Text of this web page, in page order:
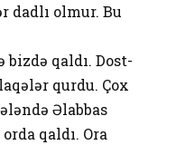
dadlı olmur. Bu
qaldı. Dost-
qurdu. Çox
Əlabbas
qaldı. Ora